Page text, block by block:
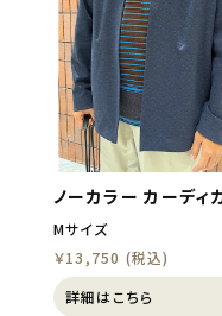
ノーカラー カーディ
Mサイズ
￥13,750 (税込)
詳細はこちら